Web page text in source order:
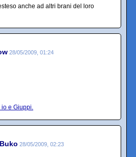
anche ad altri brani del loro
28/05/2009, 01:24
io e Giuppi.
28/05/2009, 02:23